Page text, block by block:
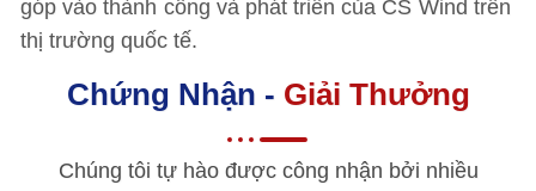
góp vào thành công và phát triển của CS Wind trên
thị trường quốc tế.
Chứng Nhận - Giải Thưởng
Chúng tôi tự hào được công nhận bởi nhiều